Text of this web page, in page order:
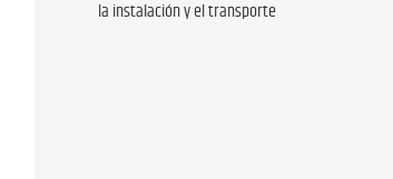
la instalación y el transporte